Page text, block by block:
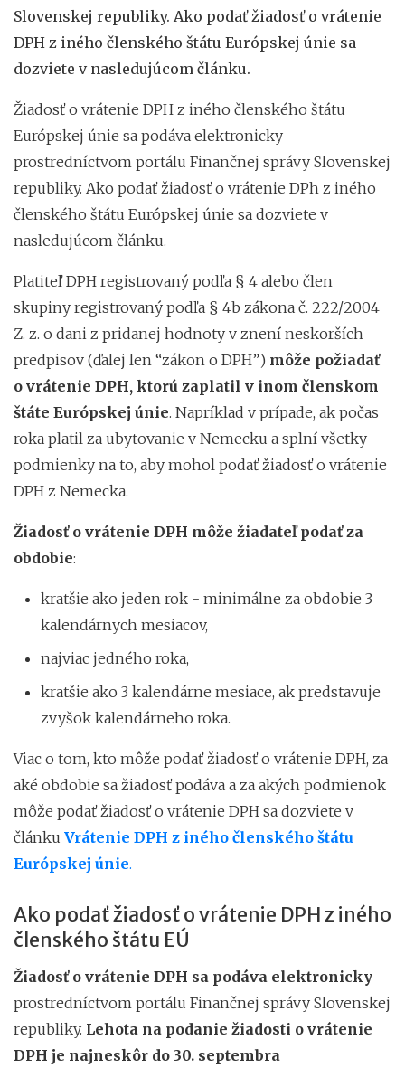
Slovenskej republiky. Ako podať žiadosť o vrátenie
DPH z iného členského štátu Európskej únie sa
dozviete v nasledujúcom článku.
Žiadosť o vrátenie DPH z iného členského štátu
Európskej únie sa podáva elektronicky
prostredníctvom portálu Finančnej správy Slovenskej
republiky. Ako podať žiadosť o vrátenie DPh z iného
členského štátu Európskej únie sa dozviete v
nasledujúcom článku.
Platiteľ DPH registrovaný podľa § 4 alebo člen
skupiny registrovaný podľa § 4b zákona č. 222/2004
Z. z. o dani z pridanej hodnoty v znení neskorších
predpisov (ďalej len “zákon o DPH”) môže požiadať
o vrátenie DPH, ktorú zaplatil v inom členskom
štáte Európskej únie. Napríklad v prípade, ak počas
roka platil za ubytovanie v Nemecku a splní všetky
podmienky na to, aby mohol podať žiadosť o vrátenie
DPH z Nemecka.
Žiadosť o vrátenie DPH môže žiadateľ podať za
obdobie:
kratšie ako jeden rok - minimálne za obdobie 3
kalendárnych mesiacov,
najviac jedného roka,
kratšie ako 3 kalendárne mesiace, ak predstavuje
zvyšok kalendárneho roka.
Viac o tom, kto môže podať žiadosť o vrátenie DPH, za
aké obdobie sa žiadosť podáva a za akých podmienok
môže podať žiadosť o vrátenie DPH sa dozviete v
článku Vrátenie DPH z iného členského štátu
Európskej únie.
Ako podať žiadosť o vrátenie DPH z iného
členského štátu EÚ
Žiadosť o vrátenie DPH sa podáva elektronicky
prostredníctvom portálu Finančnej správy Slovenskej
republiky. Lehota na podanie žiadosti o vrátenie
DPH je najneskôr do 30. septembra